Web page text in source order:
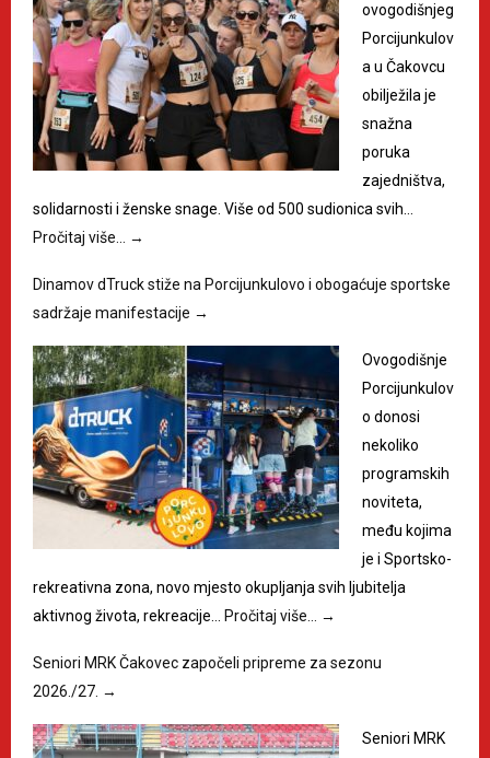
ovogodišnjeg
Porcijunkulov
a u Čakovcu
obilježila je
snažna
poruka
zajedništva,
solidarnosti i ženske snage. Više od 500 sudionica svih…
Pročitaj više… →
Dinamov dTruck stiže na Porcijunkulovo i obogaćuje sportske
sadržaje manifestacije →
Ovogodišnje
Porcijunkulov
o donosi
nekoliko
programskih
noviteta,
među kojima
je i Sportsko-
rekreativna zona, novo mjesto okupljanja svih ljubitelja
aktivnog života, rekreacije… Pročitaj više… →
Seniori MRK Čakovec započeli pripreme za sezonu
2026./27. →
Seniori MRK